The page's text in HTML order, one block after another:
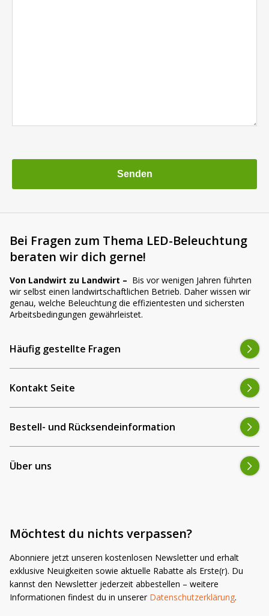
a
e
e
a
e
t
h
f
l
m
y
Bei Fragen zum Thema LED-Beleuchtung
beraten wir dich gerne!
Von Landwirt zu Landwirt – Bis vor wenigen Jahren führten
wir selbst einen landwirtschaftlichen Betrieb. Daher wissen wir
genau, welche Beleuchtung die effizientesten und sichersten
Arbeitsbedingungen gewährleistet.
Häufig gestellte Fragen
Kontakt Seite
Bestell- und Rücksendeinformation
Über uns
Möchtest du nichts verpassen?
Abonniere jetzt unseren kostenlosen Newsletter und erhalt
exklusive Neuigkeiten sowie aktuelle Rabatte als Erste(r). Du
kannst den Newsletter jederzeit abbestellen – weitere
Informationen findest du in unserer Datenschutzerklärung.